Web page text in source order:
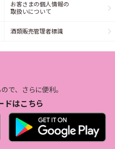
お客さまの個人情報の
取扱いについて
酒類販売管理者標識
で、さらに便利。
ドはこちら